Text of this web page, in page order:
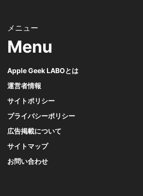
Menu
Apple Geek LABOとは
運営者情報
サイトポリシー
プライバシーポリシー
広告掲載について
サイトマップ
お問い合わせ